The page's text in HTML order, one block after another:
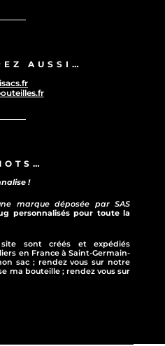
AUSSI…
!
marque déposée par SAS
personnalisés pour toute la
sont créés et expédiés
en France à Saint-Germain-
sac ; rendez vous sur notre
ma bouteille ; rendez vous sur